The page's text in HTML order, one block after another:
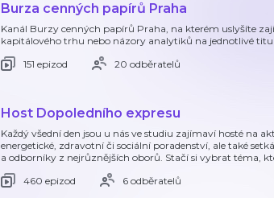
Burza cenných papírů Praha
Kanál Burzy cenných papírů Praha, na kterém uslyšíte
kapitálového trhu nebo názory analytiků na jednotlivé
151 epizod
20 odběratelů
Host Dopoledního expresu
Každý všední den jsou u nás ve studiu zajímaví hosté na
energetické, zdravotní či sociální poradenství, ale také
a odborníky z nejrůznějších oborů. Stačí si vybrat téma,
460 epizod
6 odběratelů